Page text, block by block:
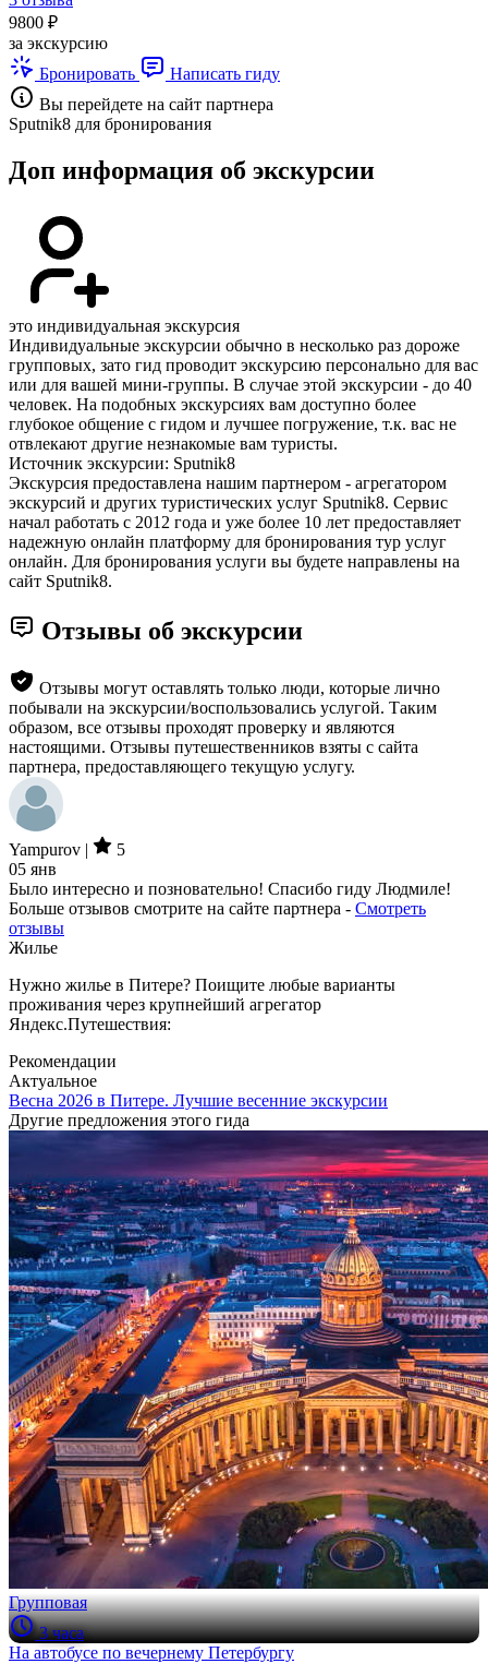
9800 ₽
за экскурсию
Бронировать
Написать гиду
Вы перейдете на сайт партнера
Sputnik8 для бронирования
Доп информация об экскурсии
это индивидуальная экскурсия
Индивидуальные экскурсии обычно в несколько раз дороже
групповых, зато гид проводит экскурсию персонально для вас
или для вашей мини-группы. В случае этой экскурсии - до 40
человек. На подобных экскурсиях вам доступно более
глубокое общение с гидом и лучшее погружение, т.к. вас не
отвлекают другие незнакомые вам туристы.
Источник экскурсии: Sputnik8
Экскурсия предоставлена нашим партнером - агрегатором
экскурсий и других туристических услуг Sputnik8. Сервис
начал работать с 2012 года и уже более 10 лет предоставляет
надежную онлайн платформу для бронирования тур услуг
онлайн. Для бронирования услуги вы будете направлены на
сайт Sputnik8.
Отзывы об экскурсии
Отзывы могут оставлять только люди, которые лично
побывали на экскурсии/воспользовались услугой. Таким
образом, все отзывы проходят проверку и являются
настоящими. Отзывы путешественников взяты с сайта
партнера, предоставляющего текущую услугу.
Yampurov |
5
05 янв
Было интересно и позновательно! Спасибо гиду Людмиле!
Больше отзывов смотрите на сайте партнера - Смотреть
отзывы
Жилье
Нужно жилье в Питере? Поищите любые варианты
проживания через крупнейший агрегатор
Яндекс.Путешествия:
Рекомендации
Актуальное
Весна 2026 в Питере. Лучшие весенние экскурсии
Другие предложения этого гида
Групповая
3 часа
На автобусе по вечернему Петербургу